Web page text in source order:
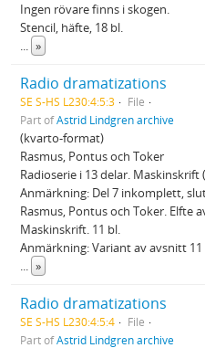
Ingen rövare finns i skogen.
Stencil, häfte, 18 bl.
... »
Radio dramatizations
SE S-HS L230:4:5:3
File
Part ofAstrid Lindgren archive
(kvarto-format)
Rasmus, Pontus och Toker
Radioserie i 13 delar. Maskinskrift
Anmärkning: Del 7 inkomplett,
Rasmus, Pontus och Toker. Elfte
Maskinskrift. 11 bl.
Anmärkning: Variant av avsnitt
... »
Radio dramatizations
SE S-HS L230:4:5:4
File
Part ofAstrid Lindgren archive